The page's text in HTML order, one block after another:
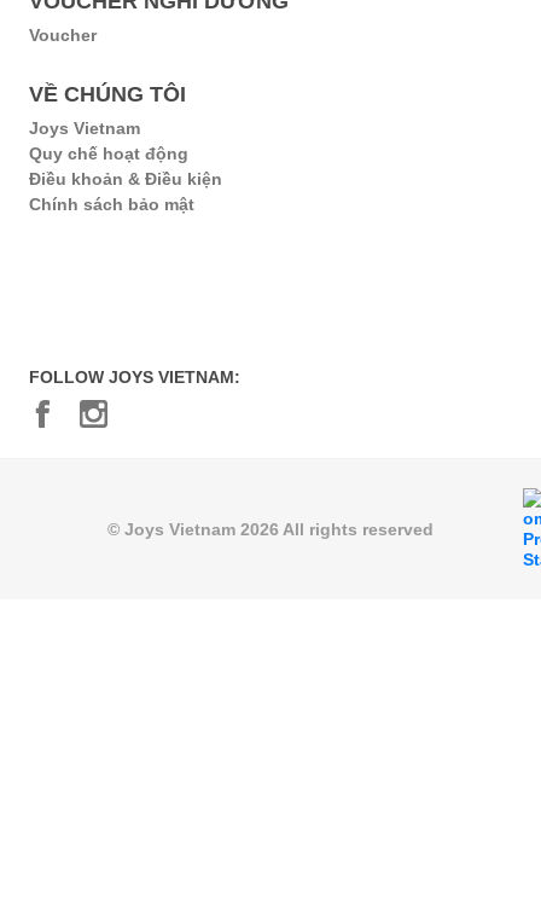
Voucher
VỀ CHÚNG TÔI
Joys Vietnam
Quy chế hoạt động
Điều khoản & Điều kiện
Chính sách bảo mật
FOLLOW JOYS VIETNAM:
© Joys Vietnam 2026 All rights reserved